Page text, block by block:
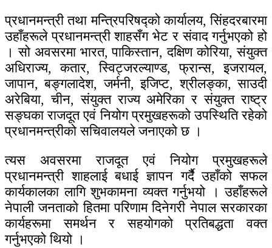
प्रधानमन्त्री तथा मन्त्रिपरिषद्को कार्यालय, सिंहदरबारमा
उहाँहरूले प्रधानमन्त्री शाहसँग भेट र संवाद गर्नुभएको हो
। सो अवसरमा भारत, पाकिस्तान, दक्षिण कोरिया, संयुक्त
अधिराज्य, कतार, स्विट्जरल्याण्ड, फ्रान्स, इजरायल,
जापान, बङ्गलादेश, जर्मनी, इजिप्ट, श्रीलङ्का, साउदी
अरेबिया, चीन, संयुक्त राज्य अमेरिका र संयुक्त राष्ट्र
सङ्घका राजदूत एवं नियोग प्रमुखहरूको उपस्थिति रहेको
प्रधानमन्त्रीको सचिवालयले जनाएको छ ।
त्यस अवसरमा राजदूत एवं नियोग प्रमुखहरूले
प्रधानमन्त्री शाहलाई बधाई ज्ञापन गर्दैै उहाँको सफल
कार्यकालका लागि शुभकामना व्यक्त गर्नुभयो । उहाँहरूले
नेपाली जनताको हितमा परिणाम दिनेगरी नेपाल सरकारका
कार्यहरूमा समर्थन र सहयोगको प्रतिबद्धता वक्त
गर्नुभएको थियो ।